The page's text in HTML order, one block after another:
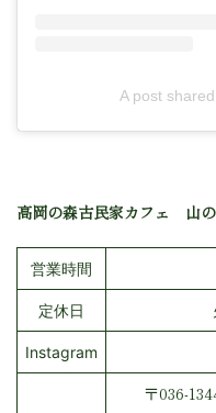
A post
高岡の森古民家カフェ 山
営業時間
定休日
Instagram
〒036-